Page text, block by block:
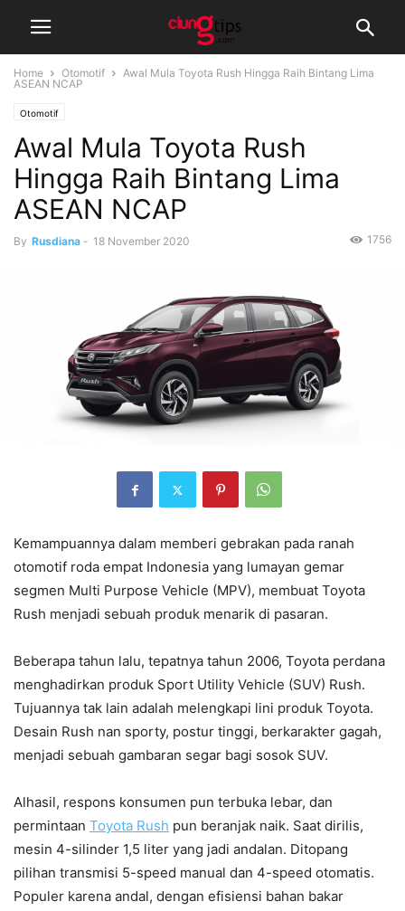
Home Otomotif
Awal Mula Toyota Rush Hingga Raih Bintang Lima
ASEAN NCAP
Otomotif
Awal Mula Toyota Rush
Hingga Raih Bintang Lima
ASEAN NCAP
By Rusdiana - 18 November 2020 1756
Kemampuannya dalam memberi gebrakan pada ranah
otomotif roda empat Indonesia yang lumayan gemar
segmen Multi Purpose Vehicle (MPV), membuat Toyota
Rush menjadi sebuah produk menarik di pasaran.
Beberapa tahun lalu, tepatnya tahun 2006, Toyota perdana
menghadirkan produk Sport Utility Vehicle (SUV) Rush.
Tujuannya tak lain adalah melengkapi lini produk Toyota.
Desain Rush nan sporty, postur tinggi, berkarakter gagah,
menjadi sebuah gambaran segar bagi sosok SUV.
Alhasil, respons konsumen pun terbuka lebar, dan
permintaan Toyota Rush pun beranjak naik. Saat dirilis,
mesin 4-silinder 1,5 liter yang jadi andalan. Ditopang
pilihan transmisi 5-speed manual dan 4-speed otomatis.
Populer karena andal, dengan efisiensi bahan bakar